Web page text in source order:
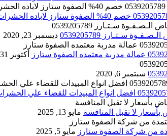
سـتـارز 0539205789 ديسمبر 23, 2020
أكتوبر 31, 2020
سبتمبر 6, 2020
لا تقبل المنافسة مايو 13, 2025
من شركة الصفوة ستارز مايو 5, 2025